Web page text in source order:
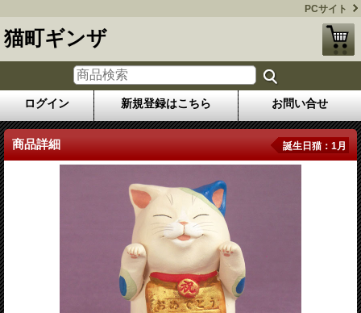
PCサイト
猫町ギンザ
ログイン 新規登録はこちら お問い合せ
商品詳細 誕生日猫：1月